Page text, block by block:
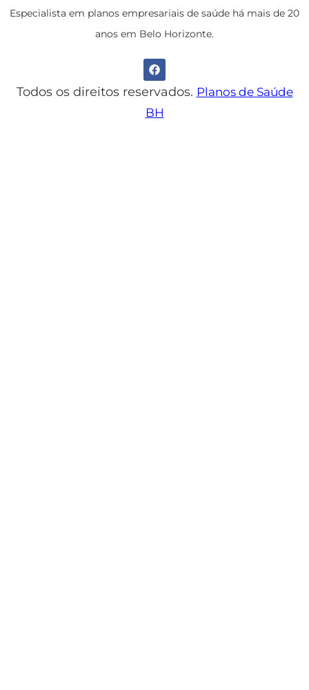
Especialista em planos empresariais de saúde há mais de 20
anos em Belo Horizonte.
Todos os direitos reservados. Planos de Saúde
BH